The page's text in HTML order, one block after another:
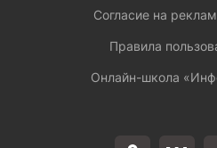
Согласие на
Правила
Онлайн-школа